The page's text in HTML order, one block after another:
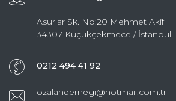
Asurlar Sk. No:20 Mehmet Akif
34307 Küçükçekmece / İstanbul
0212 494 41 92
ozalandernegi@hotmail.com.tr